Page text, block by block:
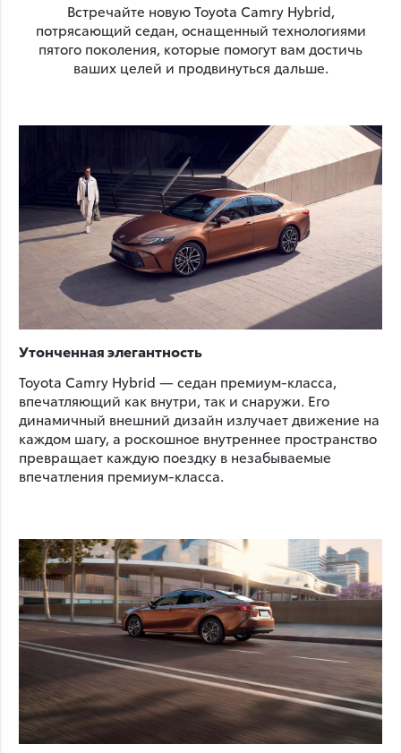
Встречайте новую Toyota Camry Hybrid,
потрясающий седан, оснащенный технологиями
пятого поколения, которые помогут вам достичь
ваших целей и продвинуться дальше.
Утонченная элегантность
Toyota Camry Hybrid — седан премиум-класса,
впечатляющий как внутри, так и снаружи. Его
динамичный внешний дизайн излучает движение на
каждом шагу, а роскошное внутреннее пространство
превращает каждую поездку в незабываемые
впечатления премиум-класса.